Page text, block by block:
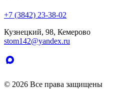
+7 (3842) 23-38-02
Кузнецкий, 98, Кемерово
stom142@yandex.ru
© 2026 Все права защищены